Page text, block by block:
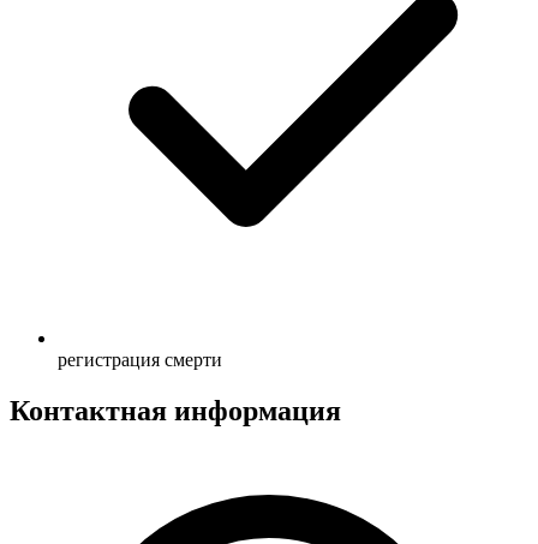
регистрация смерти
Контактная информация